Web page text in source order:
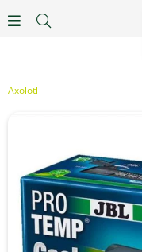
Axolotl